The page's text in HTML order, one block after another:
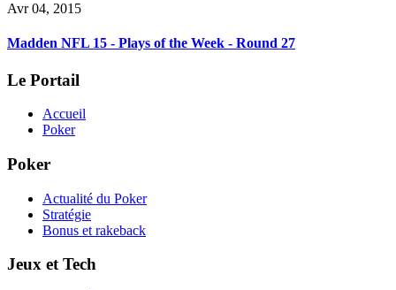
Avr 04, 2015
Madden NFL 15 - Plays of the Week - Round 27
Le Portail
Accueil
Poker
Poker
Actualité du Poker
Stratégie
Bonus et rakeback
Jeux et Tech